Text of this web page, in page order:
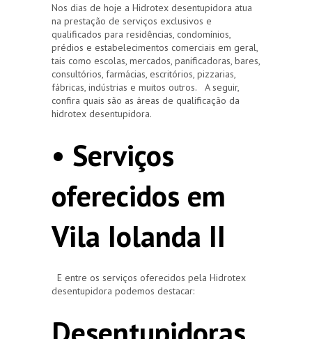
Nos dias de hoje a Hidrotex desentupidora atua
na prestação de serviços exclusivos e
qualificados para residências, condomínios,
prédios e estabelecimentos comerciais em geral,
tais como escolas, mercados, panificadoras, bares,
consultórios, farmácias, escritórios, pizzarias,
fábricas, indústrias e muitos outros. A seguir,
confira quais são as áreas de qualificação da
hidrotex desentupidora.
• Serviços
oferecidos em
Vila Iolanda II
E entre os serviços oferecidos pela Hidrotex
desentupidora podemos destacar: